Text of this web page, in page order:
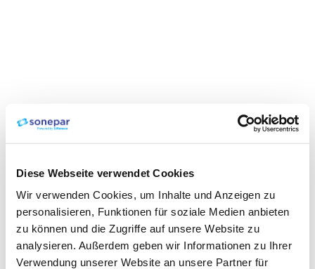
Diese Webseite verwendet Cookies
Wir verwenden Cookies, um Inhalte und Anzeigen zu
personalisieren, Funktionen für soziale Medien anbieten
zu können und die Zugriffe auf unsere Website zu
analysieren. Außerdem geben wir Informationen zu Ihrer
Verwendung unserer Website an unsere Partner für